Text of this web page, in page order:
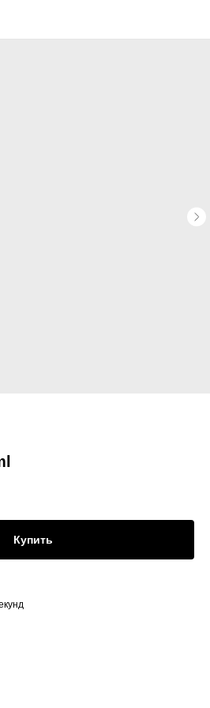
Купить